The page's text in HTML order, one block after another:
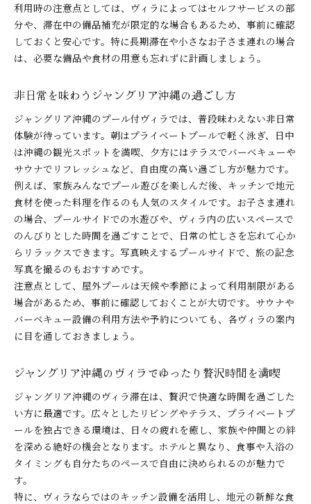
利用時の注意点としては、ヴィラによってはセルフサービスの部
分や、滞在中の備品補充が限定的な場合もあるため、事前に確認
しておくと安心です。特に長期滞在や小さなお子さま連れの場合
は、必要な備品や食材の用意も忘れずに計画しましょう。
非日常を味わうジャングリア沖縄の過ごし方
ジャングリア沖縄のプール付ヴィラでは、普段味わえない非日常
体験が待っています。朝はプライベートプールで軽く泳ぎ、日中
は沖縄の観光スポットを満喫、夕方にはテラスでバーベキューや
サウナでリフレッシュなど、自由度の高い過ごし方が魅力です。
例えば、家族みんなでプール遊びを楽しんだ後、キッチンで地元
食材を使った料理を作るのも人気のスタイルです。お子さま連れ
の場合、プールサイドでの水遊びや、ヴィラ内の広いスペースで
のんびりとした時間を過ごすことで、日常の忙しさを忘れて心か
らリラックスできます。写真映えするプールサイドで、旅の記念
写真を撮るのもおすすめです。
注意点として、屋外プールは天候や季節によって利用制限がある
場合があるため、事前に確認しておくことが大切です。サウナや
バーベキュー設備の利用方法や予約についても、各ヴィラの案内
に目を通しておきましょう。
ジャングリア沖縄のヴィラでゆったり贅沢時間を満喫
ジャングリア沖縄のヴィラ滞在は、贅沢で快適な時間を過ごした
い方に最適です。広々としたリビングやテラス、プライベートプ
ールを独占できる環境は、日々の疲れを癒し、家族や仲間との絆
を深める絶好の機会となります。ホテルと異なり、食事や入浴の
タイミングも自分たちのペースで自由に決められるのが魅力で
す。
特に、ヴィラならではのキッチン設備を活用し、地元の新鮮な食